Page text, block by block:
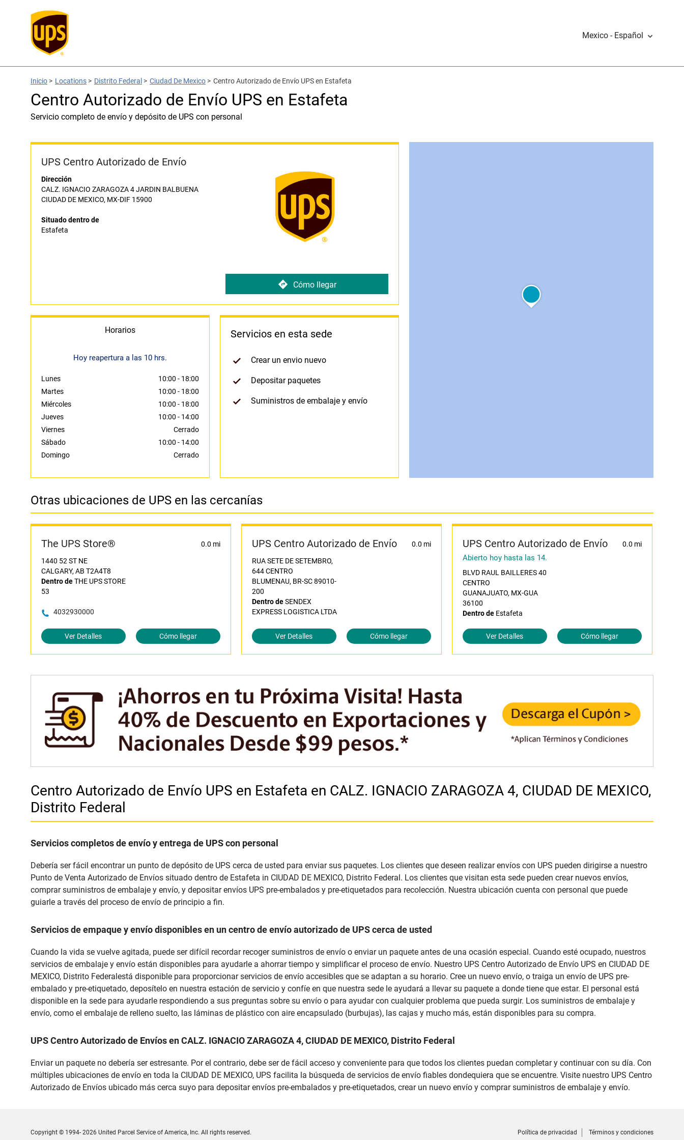
Mexico - Español
Inicio > Locations > Distrito Federal > Ciudad De Mexico > Centro Autorizado de Envío UPS en Estafeta
Centro Autorizado de Envío UPS en Estafeta
Servicio completo de envío y depósito de UPS con personal
UPS Centro Autorizado de Envío
Dirección
CALZ. IGNACIO ZARAGOZA 4 JARDIN BALBUENA
CIUDAD DE MEXICO, MX-DIF 15900
Situado dentro de
Estafeta
Cómo llegar
Horarios
Hoy reapertura a las 10 hrs.
Lunes 10:00 - 18:00
Martes
10:00 - 18:00
Miércoles
10:00 - 18:00
Jueves
10:00 - 14:00
Viernes
Cerrado
Sábado
10:00 - 14:00
Domingo
Cerrado
Servicios en esta sede
Crear un envio nuevo
Depositar paquetes
Suministros de embalaje y envío
Otras ubicaciones de UPS en las cercanías
The UPS Store® 0.0 mi
1440 52 ST NE
CALGARY, AB T2A4T8
Dentro deTHE UPS STORE
53
4032930000
Ver Detalles Cómo llegar
UPS Centro Autorizado de Envío 0.0 mi
RUA SETE DE SETEMBRO,
644 CENTRO
BLUMENAU, BR-SC 89010-
200
Dentro deSENDEX
EXPRESS LOGISTICA LTDA
Ver Detalles Cómo llegar
UPS Centro Autorizado de Envío 0.0 mi
Abierto hoy hasta las 14.
BLVD RAUL BAILLERES 40
CENTRO
GUANAJUATO, MX-GUA
36100
Dentro deEstafeta
Ver Detalles Cómo llegar
Centro Autorizado de Envío UPS en Estafeta en CALZ. IGNACIO ZARAGOZA 4, CIUDAD DE MEXICO,
Distrito Federal
Servicios completos de envío y entrega de UPS con personal
Debería ser fácil encontrar un punto de depósito de UPS cerca de usted para enviar sus paquetes. Los clientes que deseen realizar envíos con UPS pueden dirigirse a nuestro
Punto de Venta Autorizado de Envíos situado dentro de Estafeta in CIUDAD DE MEXICO, Distrito Federal. Los clientes que visitan esta sede pueden crear nuevos envíos,
comprar suministros de embalaje y envío, y depositar envíos UPS pre-embalados y pre-etiquetados para recolección. Nuestra ubicación cuenta con personal que puede
guiarle a través del proceso de envío de principio a fin.
Servicios de empaque y envío disponibles en un centro de envío autorizado de UPS cerca de usted
Cuando la vida se vuelve agitada, puede ser difícil recordar recoger suministros de envío o enviar un paquete antes de una ocasión especial. Cuando esté ocupado, nuestros
servicios de embalaje y envío están disponibles para ayudarle a ahorrar tiempo y simplificar el proceso de envío. Nuestro UPS Centro Autorizado de Envío UPS en CIUDAD DE
MEXICO, Distrito Federalestá disponible para proporcionar servicios de envío accesibles que se adaptan a su horario. Cree un nuevo envío, o traiga un envío de UPS pre-
embalado y pre-etiquetado, deposítelo en nuestra estación de servicio y confíe en que nuestra sede le ayudará a llevar su paquete a donde tiene que estar. El personal está
disponible en la sede para ayudarle respondiendo a sus preguntas sobre su envío o para ayudar con cualquier problema que pueda surgir. Los suministros de embalaje y
envío, como el embalaje de relleno suelto, las láminas de plástico con aire encapsulado (burbujas), las cajas y mucho más, están disponibles para su compra.
UPS Centro Autorizado de Envíos en CALZ. IGNACIO ZARAGOZA 4, CIUDAD DE MEXICO, Distrito Federal
Enviar un paquete no debería ser estresante. Por el contrario, debe ser de fácil acceso y conveniente para que todos los clientes puedan completar y continuar con su día. Con
múltiples ubicaciones de envío en toda la CIUDAD DE MEXICO, UPS facilita la búsqueda de servicios de envío fiables dondequiera que se encuentre. Visite nuestro UPS Centro
Autorizado de Envíos ubicado más cerca suyo para depositar envíos pre-embalados y pre-etiquetados, crear un nuevo envío y comprar suministros de embalaje y envío.
Política de privacidad Términos y condiciones
Copyright © 1994- 2026 United Parcel Service of America, Inc. All rights reserved.